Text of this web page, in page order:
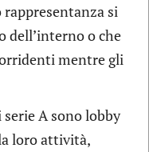
si
dell’interno o che
mentre gli
A sono lobby
loro attività,